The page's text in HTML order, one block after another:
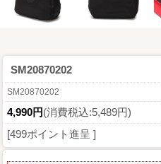
SM20870202
SM20870202
4,990円(消費税込:5,489円)
[499ポイント進呈 ]